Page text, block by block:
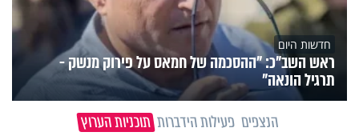
חדשות היום
ראש השב"כ: "ההסכמה של חמאס על פירוק מנשק -
תרגיל הונאה"
הנצפים פעילות הידברות תוכניות הערוץ